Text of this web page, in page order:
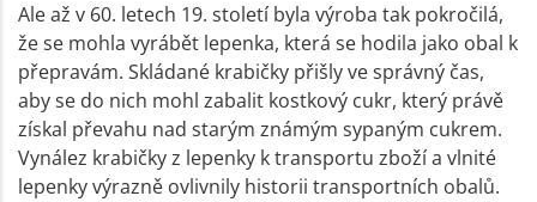
Ale až v 60. letech 19. století byla výroba tak pokročilá,
že se mohla vyrábět lepenka, která se hodila jako obal k
přepravám. Skládané krabičky přišly ve správný čas,
aby se do nich mohl zabalit kostkový cukr, který právě
získal převahu nad starým známým sypaným cukrem.
Vynález krabičky z lepenky k transportu zboží a vlnité
lepenky výrazně ovlivnily historii transportních obalů.